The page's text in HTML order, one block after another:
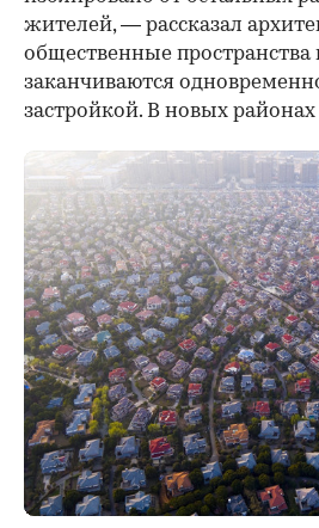
жителей, — рассказал
общественные пространства
заканчиваются
застройкой. В новых районах